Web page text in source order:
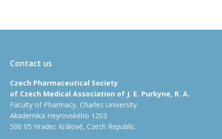
Contact us
Czech Pharmaceutical Society
of Czech Medical Association of J. E. Purkyne, R. A.
Faculty of Pharmacy, Charles University
Akademika Heyrovského 1203
500 05 Hradec Králové, Czech Republic